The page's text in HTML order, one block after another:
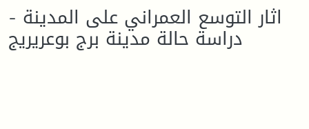
اثار التوسع العمراني على المدينة -
دراسة حالة مدينة برج بوعريريج